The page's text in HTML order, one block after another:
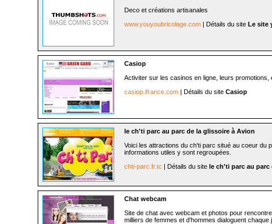
Deco et créations artisanales
www.youyoubricolage.com | Détails du site Le site
Casiop
Activiter sur les casinos en ligne, leurs promotions,
casiop.ifrance.com | Détails du site Casiop
le ch'ti parc au parc de la glissoire à Avion
Voici les attractions du ch'ti parc situé au coeur du
informations utiles y sont regroupées.
chti-parc.fr.tc | Détails du site le ch'ti parc au parc
Chat webcam
Site de chat avec webcam et photos pour
milliers de femmes et d'hommes dialoguent